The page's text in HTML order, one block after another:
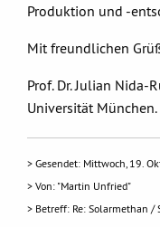
Produktion und -
Mit freundlichen
Prof. Dr. Julian Nida-
Universität München.
> Gesendet: Mittwoch, 19.
> Von: "Martin Unfried"
> Betreff: Re: Solarmethan /